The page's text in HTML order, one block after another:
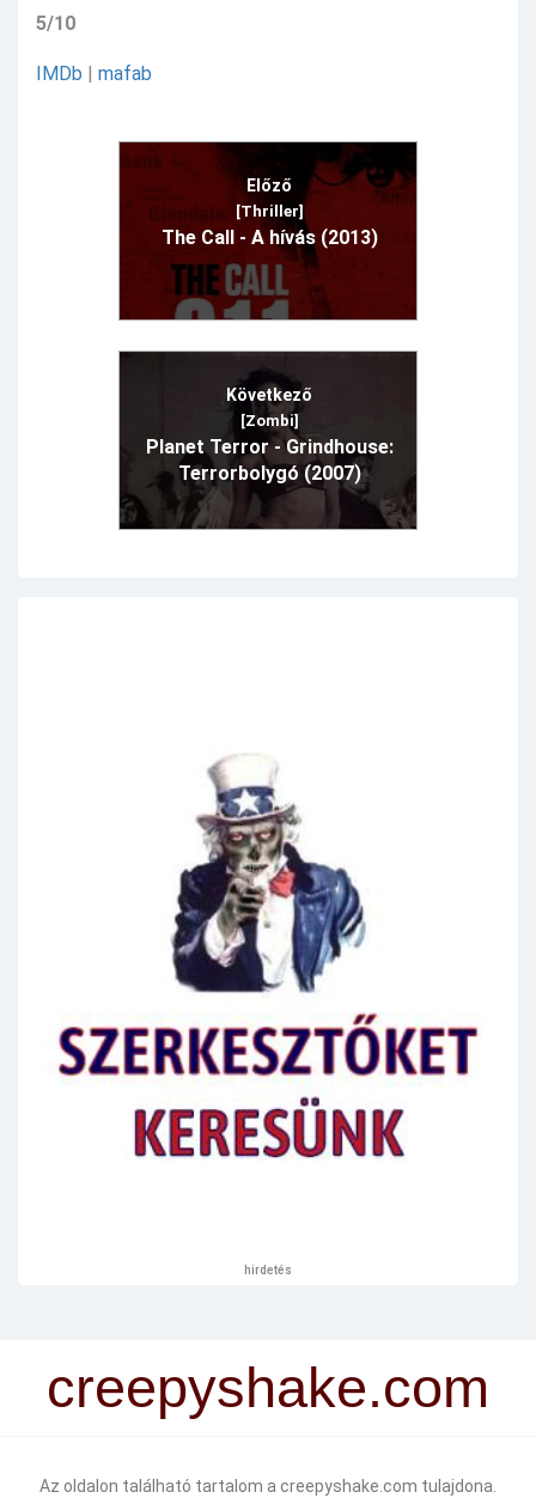
5/10
IMDb | mafab
Előző
[Thriller]
The Call - A hívás (2013)
Következő
[Zombi]
Planet Terror - Grindhouse:
Terrorbolygó (2007)
hirdetés
creepyshake.com
Az oldalon található tartalom a creepyshake.com tulajdona.